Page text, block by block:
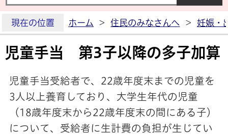
現在の位置 ホーム > 住民のみなさんへ > 妊娠・
児童手当 第3子以降の多子加算
児童手当受給者で、22歳年度末までの児童を
3人以上養育しており、大学生年代の児童
（18歳年度末から22歳年度末の間にある子）
について、受給者に生計費の負担が生じてい